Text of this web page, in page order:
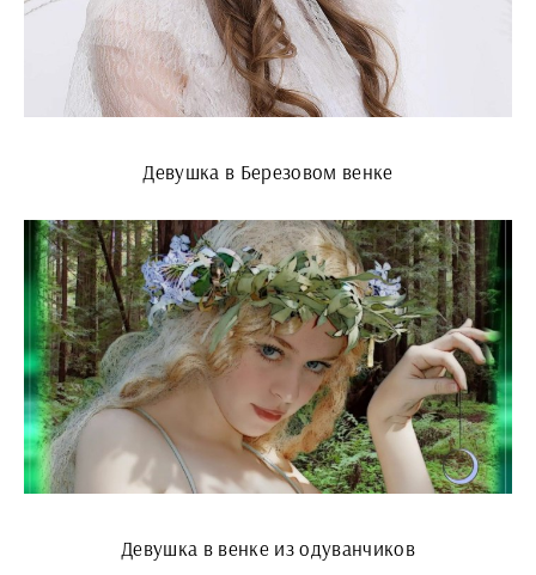
Девушка в Березовом венке
Девушка в венке из одуванчиков